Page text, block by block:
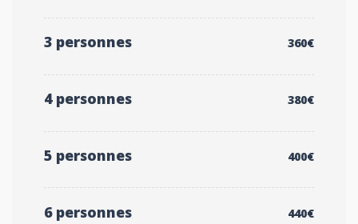
3 personnes 360€
4 personnes 380€
5 personnes 400€
6 personnes 440€